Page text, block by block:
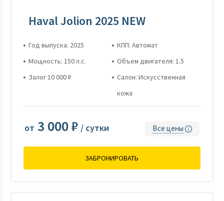
Haval Jolion 2025 NEW
Год выпуска: 2025
КПП: Автомат
Мощность: 150 л.с.
Объем двигателя: 1.5
Залог 10 000 ₽
Салон: Искусственная
кожа
от 3 000 ₽ / сутки Все цены
ЗАБРОНИРОВАТЬ